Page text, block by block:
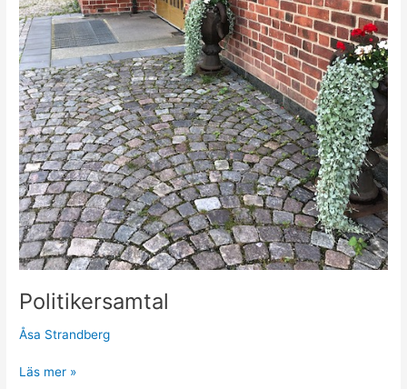
Politikersamtal
Åsa Strandberg
Läs mer »